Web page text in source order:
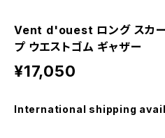
Vent d'ouest ロング スカー
プ ウエストゴム ギャザー
¥17,050
International shipping